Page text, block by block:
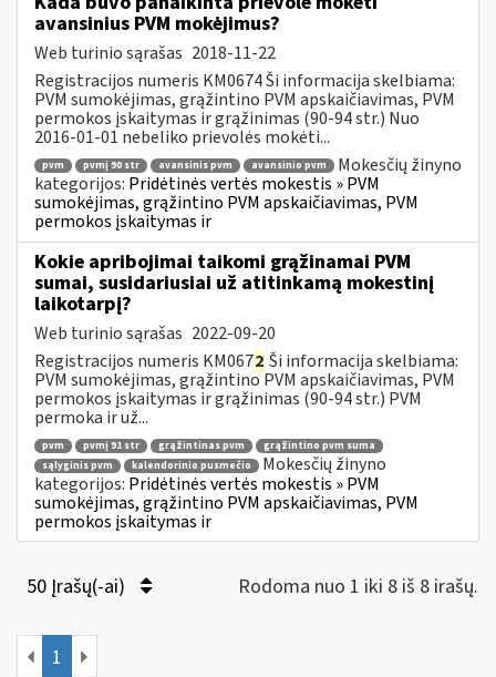
avansinius PVM mokėjimus?
Web turinio sąrašas 2018-11-22
Registracijos numeris KM0674 Ši informacija skelbiama:
PVM sumokėjimas, grąžintino PVM apskaičiavimas, PVM
permokos įskaitymas ir grąžinimas (90-94 str.) Nuo
2016-01-01 nebeliko prievolės mokėti...
pvm pvmį 90 str avansinis pvm avansinio pvm
Mokesčių žinyno
kategorijos: Pridėtinės vertės mokestis » PVM
sumokėjimas, grąžintino PVM apskaičiavimas, PVM
permokos įskaitymas ir
Kokie apribojimai taikomi grąžinamai PVM
sumai, susidariusiai už atitinkamą mokestinį
laikotarpį?
Web turinio sąrašas 2022-09-20
Registracijos numeris KM0672 Ši informacija skelbiama:
PVM sumokėjimas, grąžintino PVM apskaičiavimas, PVM
permokos įskaitymas ir grąžinimas (90-94 str.) PVM
permoka ir už...
pvm pvmį 91 str grąžintinas pvm
grąžintino pvm suma
sąlyginis pvm
kalendorinio pusmečio
Mokesčių žinyno
kategorijos: Pridėtinės vertės mokestis » PVM
sumokėjimas, grąžintino PVM apskaičiavimas, PVM
permokos įskaitymas ir
50 Įrašų(-ai) Rodoma nuo 1 iki 8 iš 8 irašų.
1